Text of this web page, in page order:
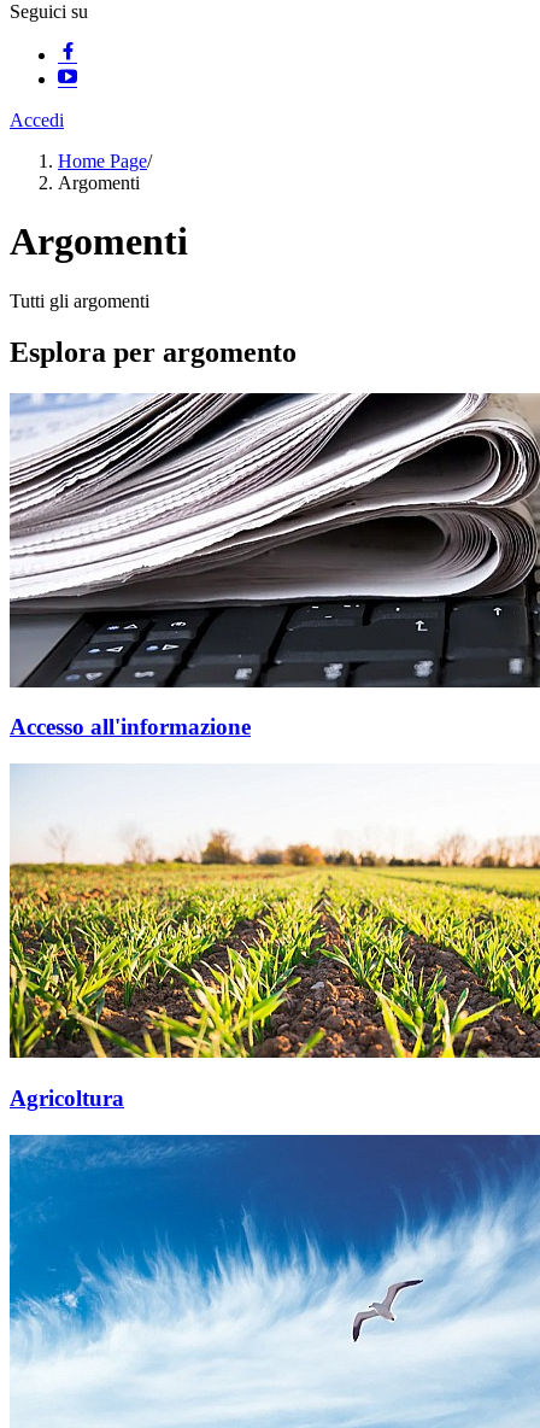
Seguici su
Accedi
Home Page/
Argomenti
Argomenti
Tutti gli argomenti
Esplora per argomento
Accesso all'informazione
Agricoltura